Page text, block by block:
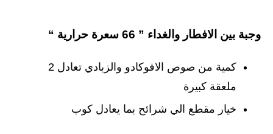
وجبة بين الافطار والغداء ” 66 سعرة حرارية “
كمية من صوص الافوكادو والزبادي تعادل 2
ملعقة كبيرة
خيار مقطع الي شرائح بما يعادل كوب